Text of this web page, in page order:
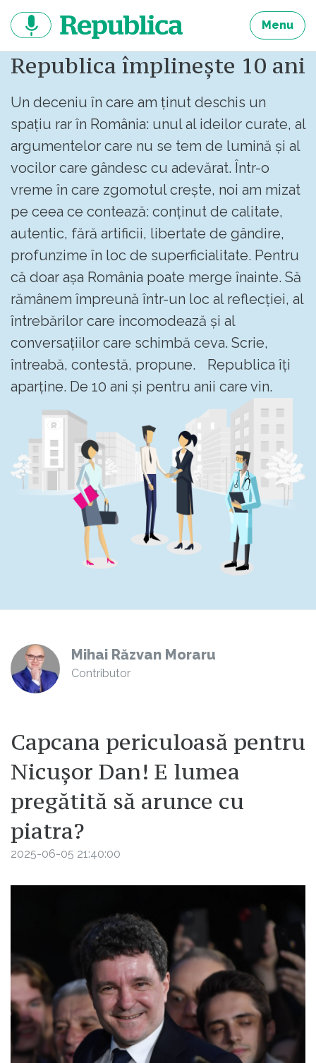
continut
Menu
Republica împlinește 10 ani
Un deceniu în care am ținut deschis un
spațiu rar în România: unul al ideilor curate, al
argumentelor care nu se tem de lumină și al
vocilor care gândesc cu adevărat. Într-o
vreme în care zgomotul crește, noi am mizat
pe ceea ce contează: conținut de calitate,
autentic, fără artificii, libertate de gândire,
profunzime în loc de superficialitate. Pentru
că doar așa România poate merge înainte. Să
rămânem împreună într-un loc al reflecției, al
întrebărilor care incomodează și al
conversațiilor care schimbă ceva. Scrie,
întreabă, contestă, propune. Republica îți
aparține. De 10 ani și pentru anii care vin.
Mihai Răzvan Moraru
Contributor
Capcana periculoasă pentru
Nicușor Dan! E lumea
pregătită să arunce cu
piatra?
2025-06-05 21:40:00